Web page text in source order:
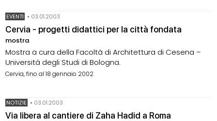
EVENTI • 03.01.2003
Cervia - progetti didattici per la città fondata
mostra
Mostra a cura della Facoltà di Architettura di Cesena –
Università degli Studi di Bologna.
Cervia, fino al 18 gennaio 2002
NOTIZIE • 03.01.2003
Via libera al cantiere di Zaha Hadid a Roma